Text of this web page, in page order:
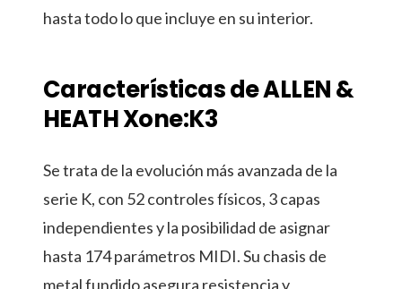
hasta todo lo que incluye en su interior.
Características de ALLEN &
HEATH Xone:K3
Se trata de la evolución más avanzada de la
serie K, con 52 controles físicos, 3 capas
independientes y la posibilidad de asignar
hasta 174 parámetros MIDI. Su chasis de
metal fundido asegura resistencia y